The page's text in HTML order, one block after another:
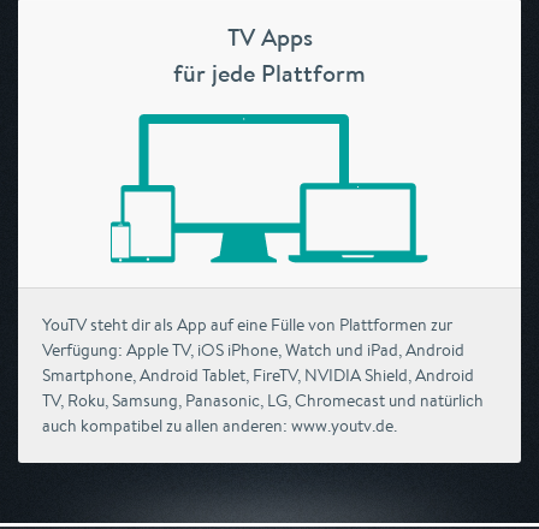
TV Apps
für jede Plattform
YouTV steht dir als App auf eine Fülle von Plattformen zur
Verfügung: Apple TV, iOS iPhone, Watch und iPad, Android
Smartphone, Android Tablet, FireTV, NVIDIA Shield, Android
TV, Roku, Samsung, Panasonic, LG, Chromecast und natürlich
auch kompatibel zu allen anderen: www.youtv.de.